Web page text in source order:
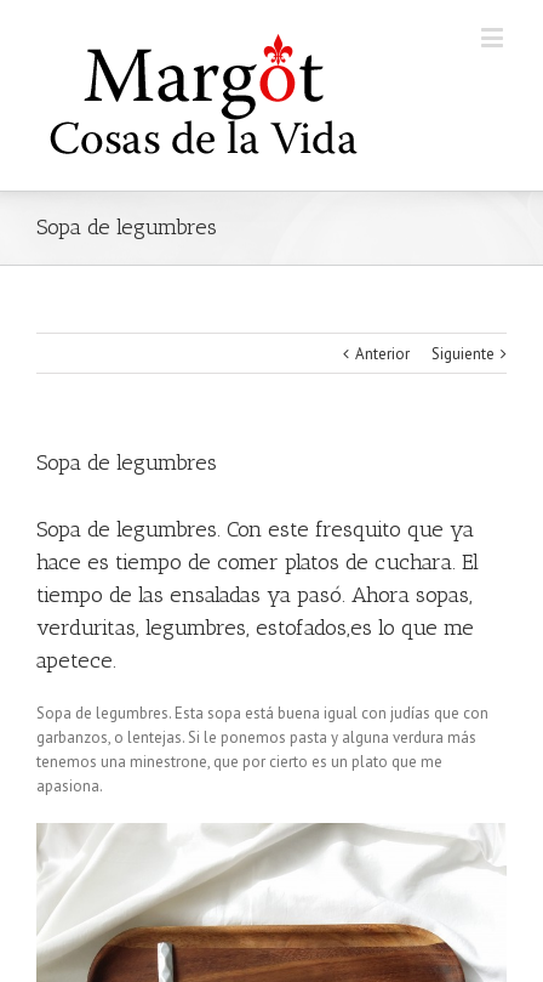
Sopa de legumbres
Anterior Siguiente
Sopa de legumbres
Sopa de legumbres. Con este fresquito que ya
hace es tiempo de comer platos de cuchara. El
tiempo de las ensaladas ya pasó. Ahora sopas,
verduritas, legumbres, estofados,es lo que me
apetece.
Sopa de legumbres. Esta sopa está buena igual con judías que con
garbanzos, o lentejas. Si le ponemos pasta y alguna verdura más
tenemos una minestrone, que por cierto es un plato que me
apasiona.